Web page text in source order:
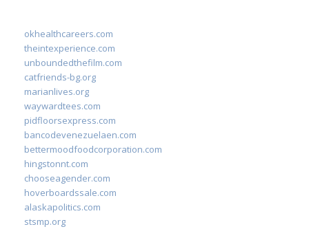
okhealthcareers.com
theintexperience.com
unboundedthefilm.com
catfriends-bg.org
marianlives.org
waywardtees.com
pidfloorsexpress.com
bancodevenezuelaen.com
bettermoodfoodcorporation.com
hingstonnt.com
chooseagender.com
hoverboardssale.com
alaskapolitics.com
stsmp.org